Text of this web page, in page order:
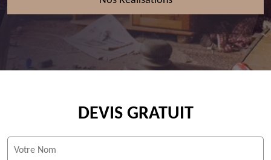
DEVIS GRATUIT